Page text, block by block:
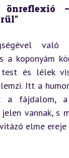
önreflexió
való
a koponyám
test és lélek
Itt a
a fájdalom,
vannak, s
elme